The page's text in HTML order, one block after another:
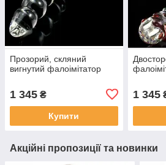
Прозорий, скляний
вигнутий фалоімітатор
1 345 ₴
Купити
1 345
Акційні пропозиції та новинки